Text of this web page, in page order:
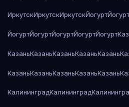
ИркутскИркутскИркутскЙогуртЙогурт
ЙогуртЙогуртЙогуртЙогуртЙогурт
КазаньКазаньКазаньКазаньКазань
КазаньКазаньКазаньКазаньКазань
КалининградКалининград